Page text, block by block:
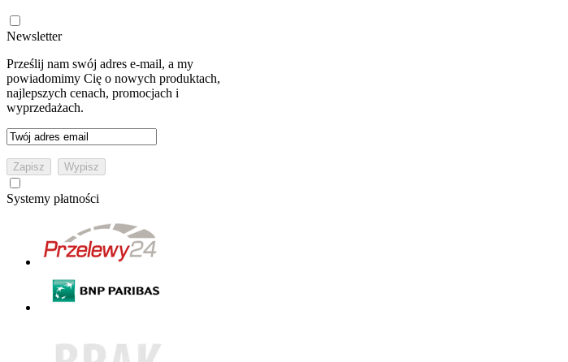
Newsletter
Prześlij nam swój adres e-mail, a my
powiadomimy Cię o nowych produktach,
najlepszych cenach, promocjach i
wyprzedażach.
Systemy płatności